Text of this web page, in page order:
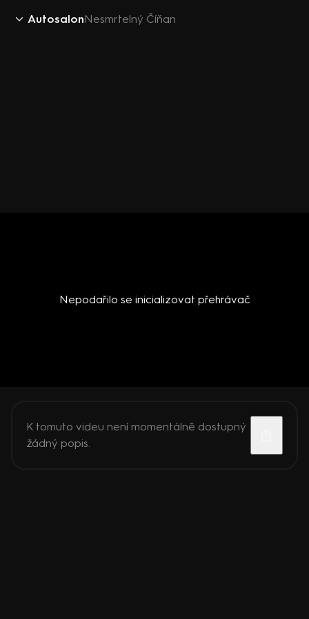
AutosalonNesmrtelný Číňan
Nepodařilo se inicializovat přehrávač
K tomuto videu není momentálně dostupný
žádný popis.